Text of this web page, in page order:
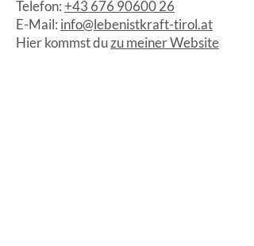
Telefon:+43 676 90600 26
E-Mail: info@lebenistkraft-tirol.at
Hier kommst duzu meiner Website